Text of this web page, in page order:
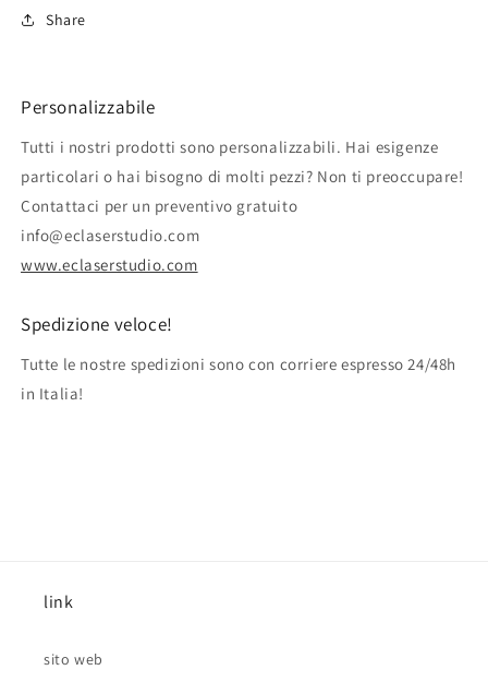
Share
Personalizzabile
Tutti i nostri prodotti sono personalizzabili. Hai esigenze
particolari o hai bisogno di molti pezzi? Non ti preoccupare!
Contattaci per un preventivo gratuito
info@eclaserstudio.com
www.eclaserstudio.com
Spedizione veloce!
Tutte le nostre spedizioni sono con corriere espresso 24/48h
in Italia!
link
sito web